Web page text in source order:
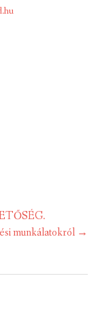
– 2026.
munkálatokról →